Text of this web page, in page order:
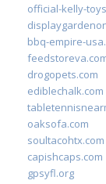
official-kelly-
bbq-empire-
drogopets.com
ediblechalk.com
oaksofa.com
soultacohtx.com
capishcaps.com
gpsyfl.org